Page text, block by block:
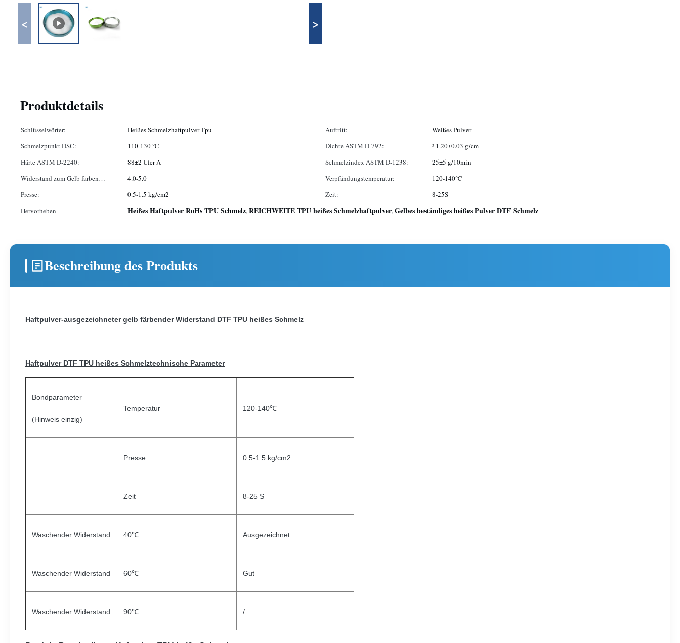
< >
Produktdetails
Schlüsselwörter: Heißes Schmelzhaftpulver Tpu Auftritt:
Weißes Pulver
Schmelzpunkt DSC:
110-130 ℃ Dichte ASTM D-792:
³ 1.20±0.03 g/cm
Härte ASTM D-2240:
88±2 Ufer A Schmelzindex ASTM D-1238:
25±5 g/10min
Widerstand zum Gelb färben
(Niveau):
4.0-5.0 Verpfändungstemperatur:
120-140℃
Presse:
0.5-1.5 kg/cm2 Zeit:
8-25S
Hervorheben
Heißes Haftpulver RoHs TPU Schmelz,REICHWEITE TPU heißes Schmelzhaftpulver,Gelbes beständiges heißes Pulver DTF Schmelz
Beschreibung des Produkts
Haftpulver-ausgezeichneter gelb färbender Widerstand DTF TPU heißes Schmelz
Haftpulver DTF TPU heißes Schmelztechnische Parameter
Bondparameter
(Hinweis einzig)
Temperatur 120-140℃
Presse 0.5-1.5 kg/cm2
Zeit 8-25 S
Waschender Widerstand 40℃ Ausgezeichnet
Waschender Widerstand 60℃ Gut
Waschender Widerstand 90℃ /